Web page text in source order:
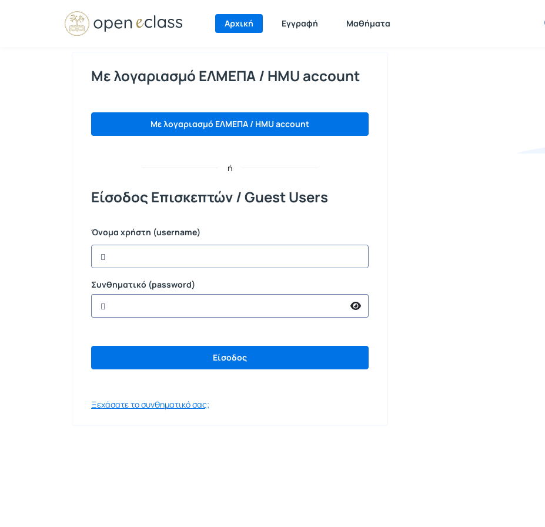
Αρχική Εγγραφή Μαθήματα
Σύνδεση
Με λογαριασμό ΕΛΜΕΠΑ / HMU account
Με λογαριασμό ΕΛΜΕΠΑ / HMU account
ή
Είσοδος Επισκεπτών / Guest Users
Όνομα χρήστη (username)
Συνθηματικό (password)
Ξεχάσατε το συνθηματικό σας;